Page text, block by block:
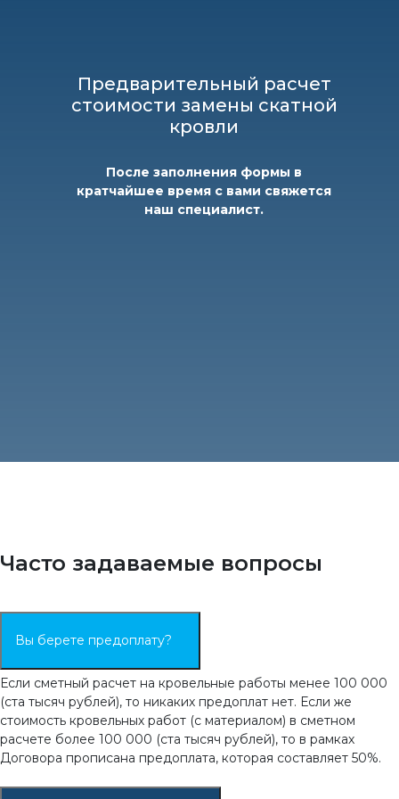
Предварительный расчет
стоимости замены скатной
кровли
После заполнения формы в
кратчайшее время с вами свяжется
наш специалист.
Часто задаваемые вопросы
Вы берете предоплату?
Если сметный расчет на кровельные работы менее 100 000
(ста тысяч рублей), то никаких предоплат нет. Если же
стоимость кровельных работ (с материалом) в сметном
расчете более 100 000 (ста тысяч рублей), то в рамках
Договора прописана предоплата, которая составляет 50%.